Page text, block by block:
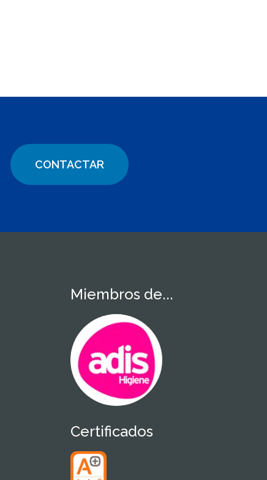
CONTACTAR
Miembros de...
Certificados